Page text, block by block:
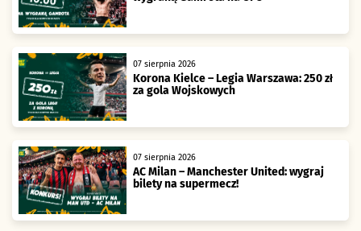
07 sierpnia 2026
Korona Kielce – Legia Warszawa: 250 zł
za gola Wojskowych
07 sierpnia 2026
AC Milan – Manchester United: wygraj
bilety na supermecz!